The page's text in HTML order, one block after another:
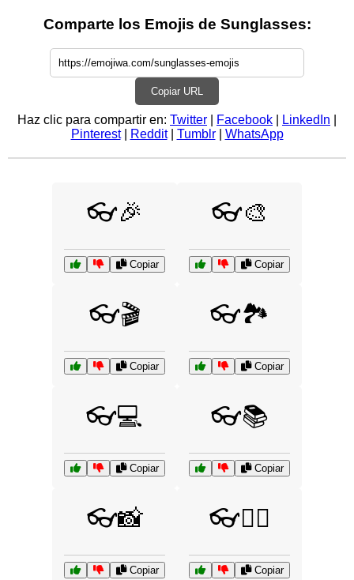
Comparte los Emojis de Sunglasses:
Copiar URL
Haz clic para compartir en: Twitter Facebook LinkedIn
Pinterest| Reddit| Tumblr| WhatsApp
👓🎉
Copiar
👓🎨
Copiar
👓🎬
Copiar
👓🏞️
Copiar
👓💻
Copiar
👓📚
Copiar
👓📸
Copiar
👓🕵️‍♂️
Copiar